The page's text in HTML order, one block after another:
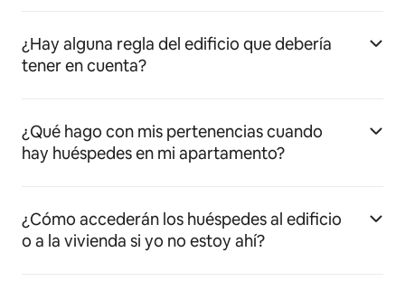
¿Hay alguna regla del edificio que debería
tener en cuenta?
¿Qué hago con mis pertenencias cuando
hay huéspedes en mi apartamento?
¿Cómo accederán los huéspedes al edificio
o a la vivienda si yo no estoy ahí?